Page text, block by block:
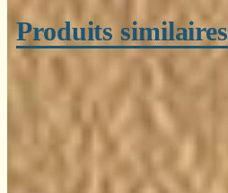
Produits similaires